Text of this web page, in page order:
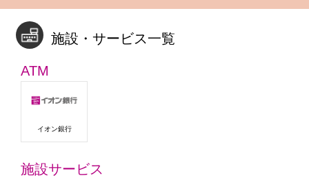
施設・サービス一覧
ATM
イオン銀行
施設サービス